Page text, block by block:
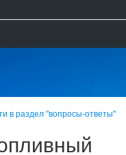
в раздел "вопросы-ответы"